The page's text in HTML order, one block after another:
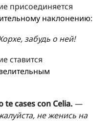
присоединяется
наклонению:
забудь о ней!
ставится
te cases con Celia. —
не женись на